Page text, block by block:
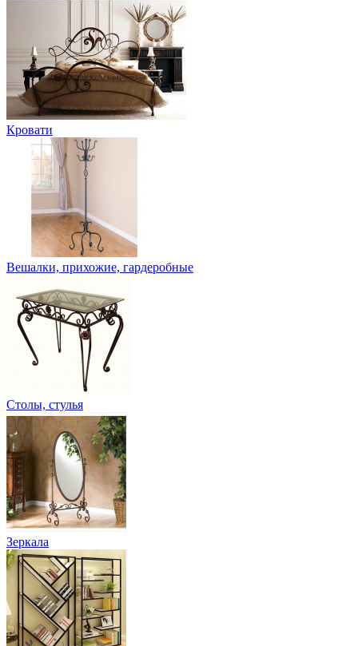
Кровати
Вешалки, прихожие, гардеробные
Столы, стулья
Зеркала